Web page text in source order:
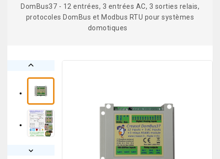
DomBus37 - 12 entrées, 3 entrées AC, 3 sorties relais,
protocoles DomBus et Modbus RTU pour systèmes
domotiques

